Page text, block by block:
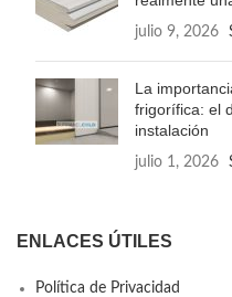
julio 9, 2026
La
frigorífica: el
instalación
julio 1, 2026
ENLACES ÚTILES
Política de Privacidad